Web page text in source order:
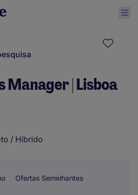
| Lisboa
/ Híbrido
Ofertas Semelhantes